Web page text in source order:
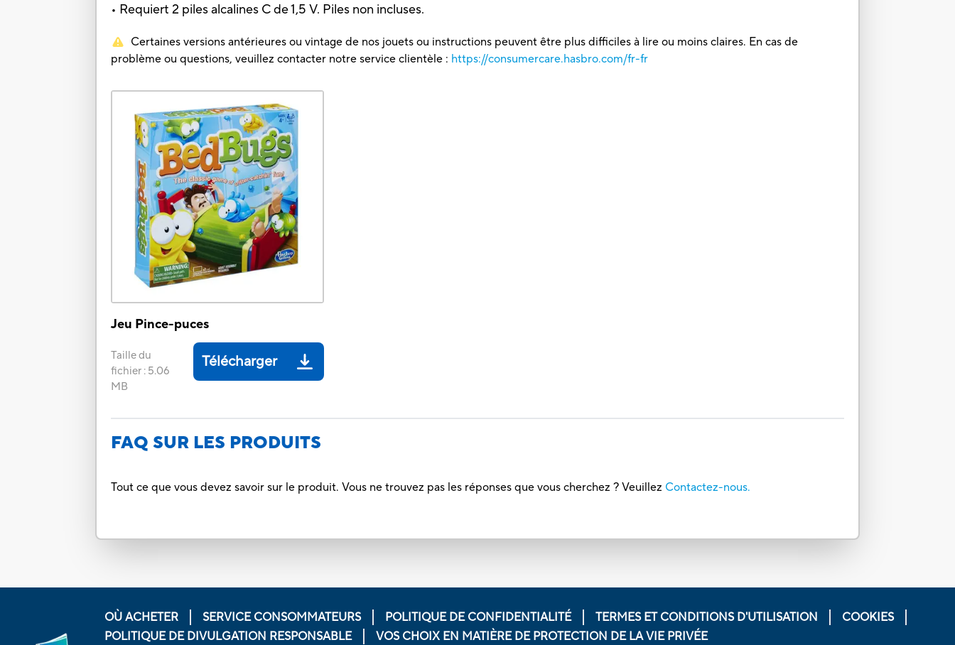
• Requiert 2 piles alcalines C de 1,5 V. Piles non incluses.
Certaines versions antérieures ou vintage de nos jouets ou instructions peuvent être plus difficiles à lire ou moins claires. En cas de
problème ou questions, veuillez contacter notre service clientèle : https://consumercare.hasbro.com/fr-fr
Jeu Pince-puces
Taille du
fichier : 5.06
MB
Télécharger
FAQ SUR LES PRODUITS
Tout ce que vous devez savoir sur le produit. Vous ne trouvez pas les réponses que vous cherchez ? Veuillez Contactez-nous.
OÙ ACHETER SERVICE CONSOMMATEURS POLITIQUE DE CONFIDENTIALITÉ TERMES ET CONDITIONS D'UTILISATION
COOKIES
POLITIQUE DE DIVULGATION RESPONSABLE
VOS CHOIX EN MATIÈRE DE PROTECTION DE LA VIE PRIVÉE